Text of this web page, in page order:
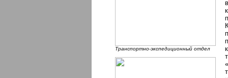
Транспортно-экспедиционный отдел